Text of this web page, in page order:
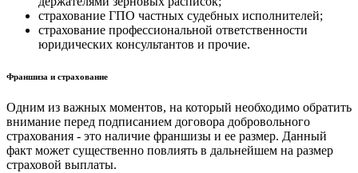
страхование ГПО частных судебных исполнителей;
страхование профессиональной ответственности
юридических консультантов и прочие.
Франшиза и страхование
Одним из важных моментов, на который необходимо обратить
внимание перед подписанием договора добровольного
страхования - это наличие франшизы и ее размер. Данный
факт может существенно повлиять в дальнейшем на размер
страховой выплаты.